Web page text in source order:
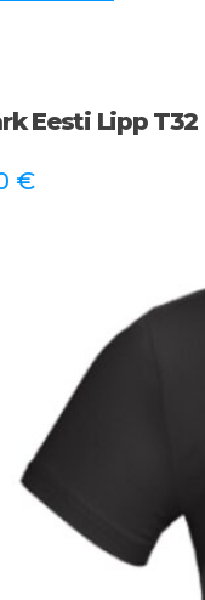
Eesti Lipp T32
€